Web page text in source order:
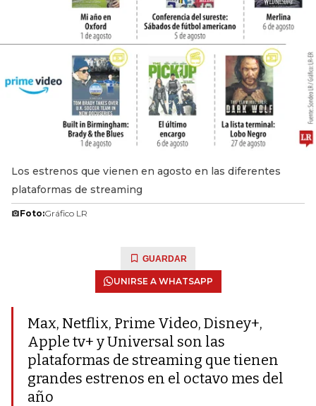
Los estrenos que vienen en agosto en las diferentes
plataformas de streaming
Foto:Gráfico LR
GUARDAR
UNIRSE A WHATSAPP
Max, Netflix, Prime Video, Disney+,
Apple tv+ y Universal son las
plataformas de streaming que tienen
grandes estrenos en el octavo mes del
año